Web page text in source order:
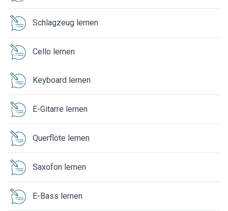
Schlagzeug lernen
Cello lernen
Keyboard lernen
E-Gitarre lernen
Querflöte lernen
Saxofon lernen
E-Bass lernen